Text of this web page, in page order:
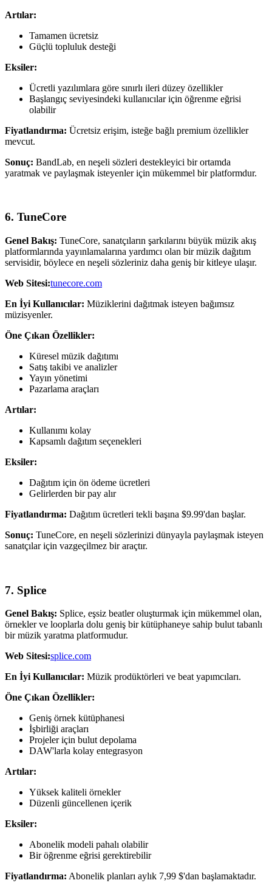
Artılar:
Tamamen ücretsiz
Güçlü topluluk desteği
Eksiler:
Ücretli yazılımlara göre sınırlı ileri düzey özellikler
Başlangıç seviyesindeki kullanıcılar için öğrenme eğrisi
olabilir
Fiyatlandırma: Ücretsiz erişim, isteğe bağlı premium özellikler
mevcut.
Sonuç: BandLab, en neşeli sözleri destekleyici bir ortamda
yaratmak ve paylaşmak isteyenler için mükemmel bir platformdur.
6. TuneCore
Genel Bakış: TuneCore, sanatçıların şarkılarını büyük müzik akış
platformlarında yayınlamalarına yardımcı olan bir müzik dağıtım
servisidir, böylece en neşeli sözleriniz daha geniş bir kitleye ulaşır.
Web Sitesi:tunecore.com
En İyi Kullanıcılar: Müziklerini dağıtmak isteyen bağımsız
müzisyenler.
Öne Çıkan Özellikler:
Küresel müzik dağıtımı
Satış takibi ve analizler
Yayın yönetimi
Pazarlama araçları
Artılar:
Kullanımı kolay
Kapsamlı dağıtım seçenekleri
Eksiler:
Dağıtım için ön ödeme ücretleri
Gelirlerden bir pay alır
Fiyatlandırma: Dağıtım ücretleri tekli başına $9.99'dan başlar.
Sonuç: TuneCore, en neşeli sözlerinizi dünyayla paylaşmak isteyen
sanatçılar için vazgeçilmez bir araçtır.
7. Splice
Genel Bakış: Splice, eşsiz beatler oluşturmak için mükemmel olan,
örnekler ve looplarla dolu geniş bir kütüphaneye sahip bulut tabanlı
bir müzik yaratma platformudur.
Web Sitesi:splice.com
En İyi Kullanıcılar: Müzik prodüktörleri ve beat yapımcıları.
Öne Çıkan Özellikler:
Geniş örnek kütüphanesi
İşbirliği araçları
Projeler için bulut depolama
DAW'larla kolay entegrasyon
Artılar:
Yüksek kaliteli örnekler
Düzenli güncellenen içerik
Eksiler:
Abonelik modeli pahalı olabilir
Bir öğrenme eğrisi gerektirebilir
Fiyatlandırma: Abonelik planları aylık 7,99 $'dan başlamaktadır.